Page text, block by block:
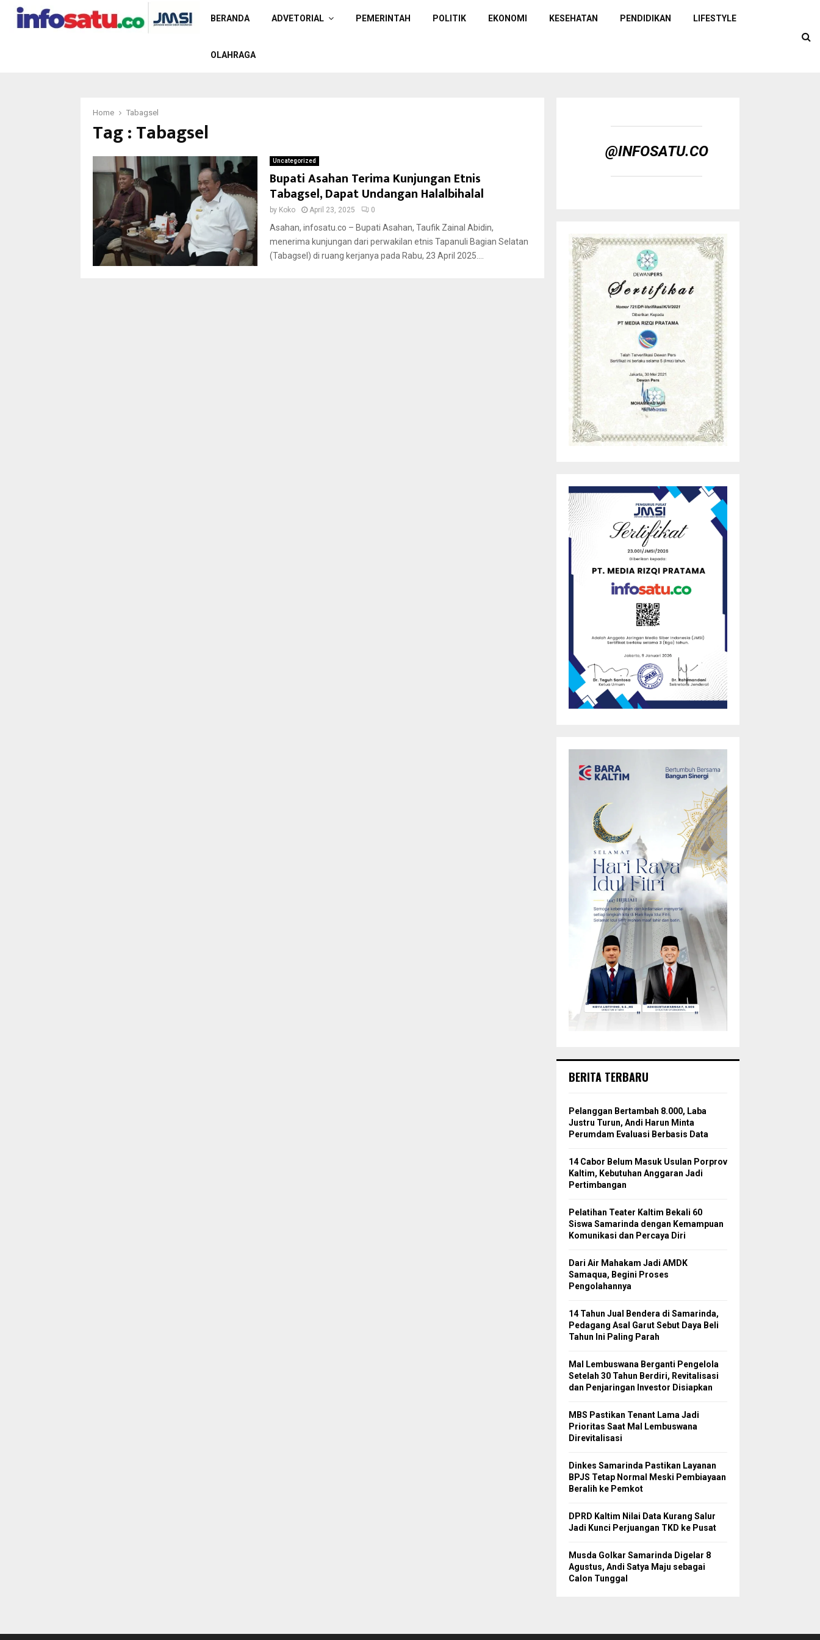
BERANDA ADVETORIAL PEMERINTAH POLITIK EKONOMI KESEHATAN PENDIDIKAN LIFESTYLE
OLAHRAGA
Home Tabagsel
Tag : Tabagsel
Uncategorized
Bupati Asahan Terima Kunjungan Etnis
Tabagsel, Dapat Undangan Halalbihalal
by Koko April 23, 2025 0
Asahan, infosatu.co – Bupati Asahan, Taufik Zainal Abidin,
menerima kunjungan dari perwakilan etnis Tapanuli Bagian Selatan
(Tabagsel) di ruang kerjanya pada Rabu, 23 April 2025....
@INFOSATU.CO
BERITA TERBARU
Pelanggan Bertambah 8.000, Laba
Justru Turun, Andi Harun Minta
Perumdam Evaluasi Berbasis Data
14 Cabor Belum Masuk Usulan Porprov
Kaltim, Kebutuhan Anggaran Jadi
Pertimbangan
Pelatihan Teater Kaltim Bekali 60
Siswa Samarinda dengan Kemampuan
Komunikasi dan Percaya Diri
Dari Air Mahakam Jadi AMDK
Samaqua, Begini Proses
Pengolahannya
14 Tahun Jual Bendera di Samarinda,
Pedagang Asal Garut Sebut Daya Beli
Tahun Ini Paling Parah
Mal Lembuswana Berganti Pengelola
Setelah 30 Tahun Berdiri, Revitalisasi
dan Penjaringan Investor Disiapkan
MBS Pastikan Tenant Lama Jadi
Prioritas Saat Mal Lembuswana
Direvitalisasi
Dinkes Samarinda Pastikan Layanan
BPJS Tetap Normal Meski Pembiayaan
Beralih ke Pemkot
DPRD Kaltim Nilai Data Kurang Salur
Jadi Kunci Perjuangan TKD ke Pusat
Musda Golkar Samarinda Digelar 8
Agustus, Andi Satya Maju sebagai
Calon Tunggal